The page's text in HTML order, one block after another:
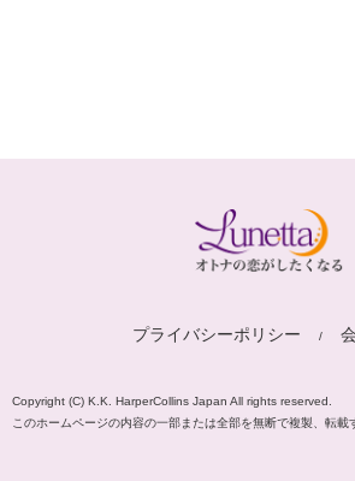
プライバシーポリシー
Copyright (C) K.K. HarperCollins Japan All rights reserved.
このホームページの内容の一部または全部を無断で複製、転載